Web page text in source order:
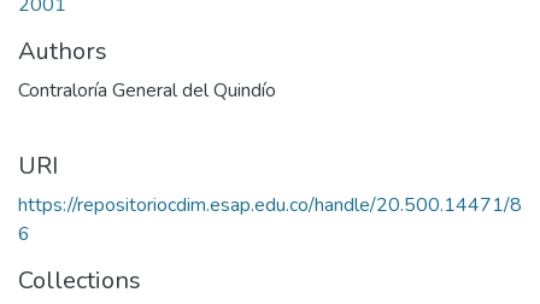
Authors
Contraloría General del Quindío
URI
https://repositoriocdim.esap.edu.co/handle/20.500.14471/8
6
Collections